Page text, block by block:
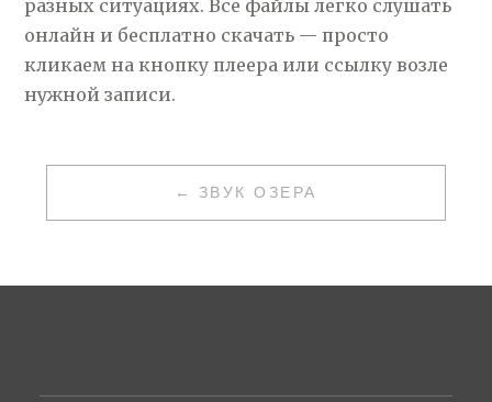
разных ситуациях. Все файлы легко слушать
онлайн и бесплатно скачать — просто
кликаем на кнопку плеера или ссылку возле
нужной записи.
НАВИГАЦИЯ
ПО
ЗВУК ОЗЕРА